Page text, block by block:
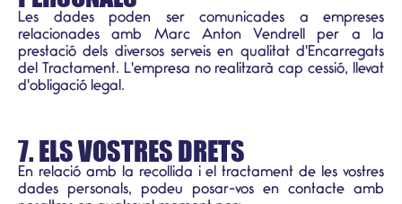
Les dades poden ser comunicades a empreses
relacionades amb Marc Anton Vendrell per a la
prestació dels diversos serveis en qualitat d'Encarregats
del Tractament. L'empresa no realitzarà cap cessió, llevat
d'obligació legal.
7. ELS VOSTRES DRETS
En relació amb la recollida i el tractament de les vostres
dades personals, podeu posar-vos en contacte amb